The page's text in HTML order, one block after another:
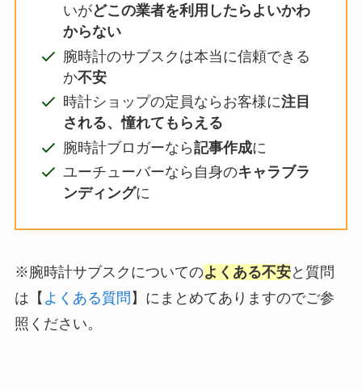
いがどこの業者を利用したらよいかわ
からない
腕時計のサブスクは本当に信頼できる
か不安
時計ショップの定員ならお客様に注目
される、憧れてもらえる
腕時計ブロガーなら記事作成に
ユーチューバーなら自身のキャラブラ
ンディングに
※腕時計サブスクについてのよくある不安と質問
は【 よくある質問 】にまとめてありますのでご参
照ください。